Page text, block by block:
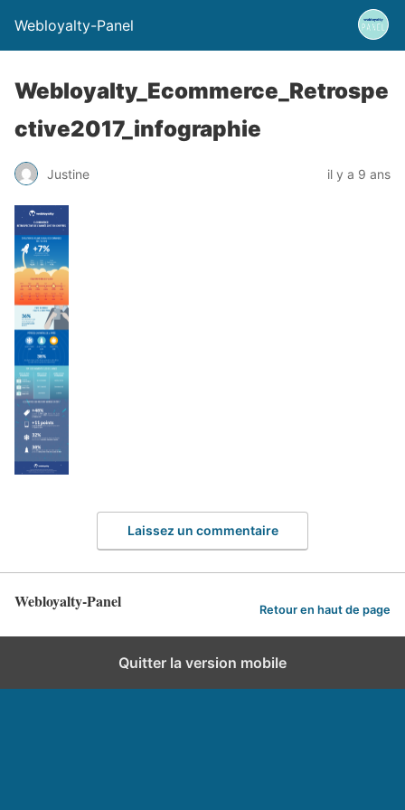
Webloyalty-Panel
Webloyalty_Ecommerce_Retrospe
ctive2017_infographie
Justine il y a 9 ans
Laissez un commentaire
Webloyalty-Panel Retour en haut de page
Quitter la version mobile